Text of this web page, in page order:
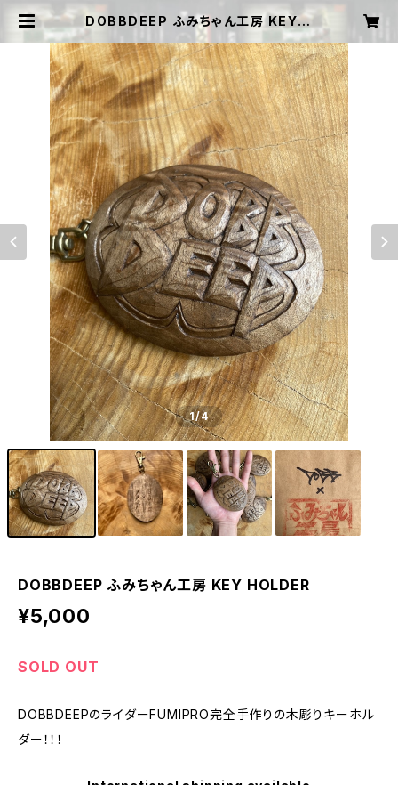
DOBBDEEP ふみちゃん工房 KEY H
OLDER | DOBBSHOP
1/4
DOBBDEEP ふみちゃん工房 KEY HOLDER
¥5,000
SOLD OUT
DOBBDEEPのライダーFUMIPRO完全手作りの木彫りキーホル
ダー！！！